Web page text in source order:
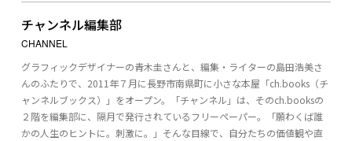
チャンネル編集部
CHANNEL
グラフィックデザイナーの青木圭さんと、編集・ライターの島田浩美さ
んのふたりで、2011年７月に長野市南県町に小さな本屋「ch.books（チ
ャンネルブックス）」をオープン。「チャンネル」は、そのch.booksの
２階を編集部に、隔月で発行されているフリーペーパー。「願わくば誰
かの人生のヒントに。刺激に。」そんな目線で、自分たちの価値観や直